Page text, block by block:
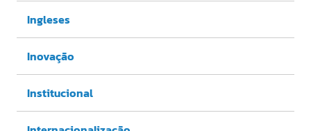
Ingleses
Inovação
Institucional